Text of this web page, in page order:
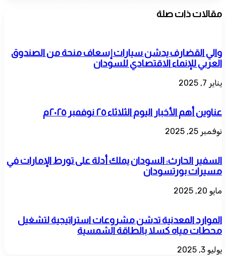
مقالات ذات صلة
والي القضارف يدشن سيارات إسعاف منحة من الصندوق
العربي للإنماء الاقتصادي للسودان
يناير 7, 2025
عناوين أهم الأخبار اليوم الثلاثاء ٢٥ نوفمبر ٢٠٢٥م
نوفمبر 25, 2025
السفير الحارث: السودان يملك أدلة على تورط الإمارات في
مسيرات بورتسودان
مايو 20, 2025
الموارد المعدنية تدشن مشروعات استراتيجية لتشغيل
محطات مياه كسلا بالطاقة الشمسية
يوليو 3, 2025